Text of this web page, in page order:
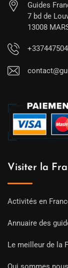
Guides
7 bd de
13008
Visiter la
Activités en
Annuaire des
Le meilleur de la